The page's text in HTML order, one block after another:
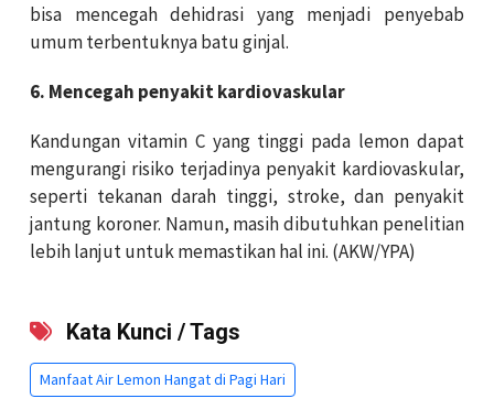
bisa mencegah dehidrasi yang menjadi penyebab
umum terbentuknya batu ginjal.
6. Mencegah penyakit kardiovaskular
Kandungan vitamin C yang tinggi pada lemon dapat
mengurangi risiko terjadinya penyakit kardiovaskular,
seperti tekanan darah tinggi, stroke, dan penyakit
jantung koroner. Namun, masih dibutuhkan penelitian
lebih lanjut untuk memastikan hal ini. (AKW/YPA)
Kata Kunci / Tags
Manfaat Air Lemon Hangat di Pagi Hari